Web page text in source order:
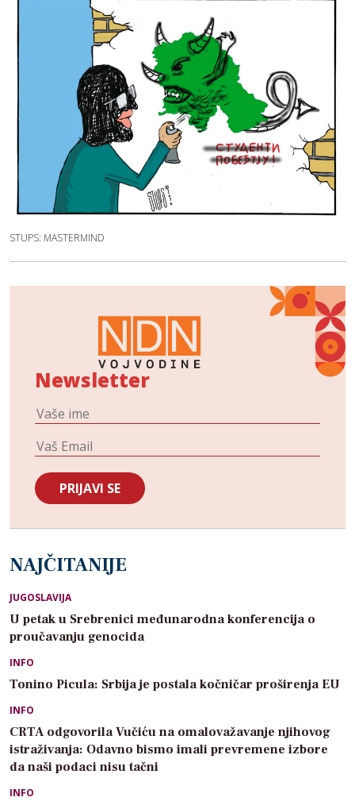
STUPS: MASTERMIND
Newsletter
NAJČITANIJE
JUGOSLAVIJA
U petak u Srebrenici međunarodna konferencija o
proučavanju genocida
INFO
Tonino Picula: Srbija je postala kočničar proširenja EU
INFO
CRTA odgovorila Vučiću na omalovažavanje njihovog
istraživanja: Odavno bismo imali prevremene izbore
da naši podaci nisu tačni
INFO